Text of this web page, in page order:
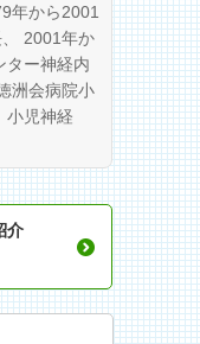
年から2001
2001年か
ター神経内
洲会病院小
小児神経
介